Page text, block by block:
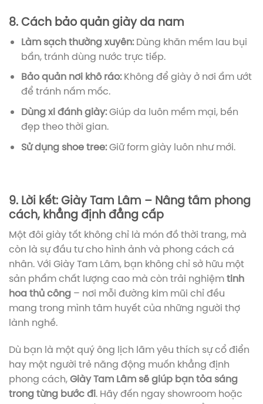
8. Cách bảo quản giày da nam
Làm sạch thường xuyên:Dùng khăn mềm lau bụi
bẩn, tránh dùng nước trực tiếp.
Bảo quản nơi khô ráo:Không để giày ở nơi ẩm ướt
để tránh nấm mốc.
Dùng xi đánh giày:Giúp da luôn mềm mại, bền
đẹp theo thời gian.
Sử dụng shoe tree:Giữ form giày luôn như mới.
9. Lời kết: Giày Tam Lâm – Nâng tầm phong
cách, khẳng định đẳng cấp
Một đôi giày tốt không chỉ là món đồ thời trang, mà
còn là sự đầu tư cho hình ảnh và phong cách cá
nhân. Với Giày Tam Lâm, bạn không chỉ sở hữu một
sản phẩm chất lượng cao mà còn trải nghiệmtinh
hoa thủ công – nơi mỗi đường kim mũi chỉ đều
mang trong mình tâm huyết của những người thợ
lành nghề.
Dù bạn là một quý ông lịch lãm yêu thích sự cổ điển
hay một người trẻ năng động muốn khẳng định
phong cách,Giày Tam Lâm sẽ giúp bạn tỏa sáng
trong từng bước đi. Hãy đến ngay showroom hoặc